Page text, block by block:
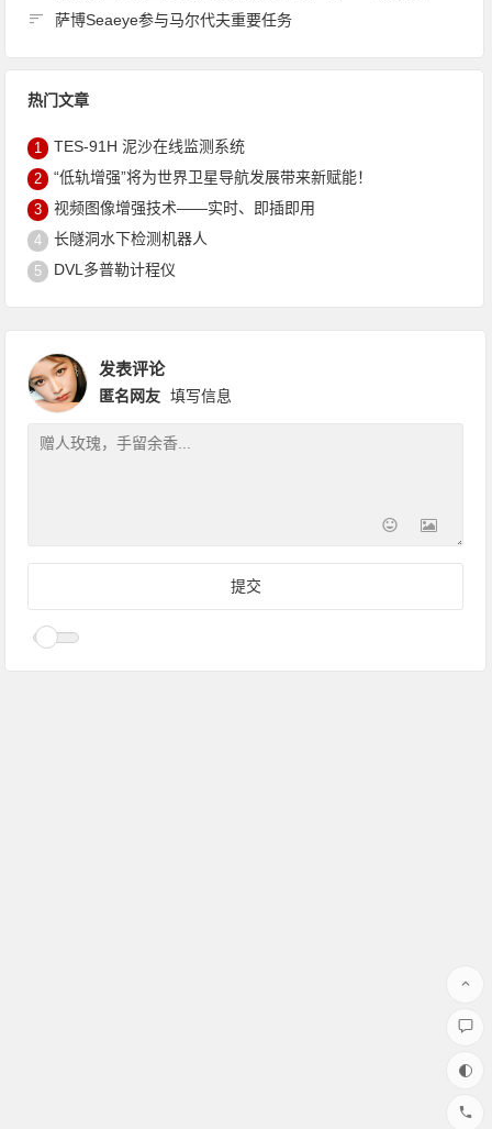
萨博Seaeye参与马尔代夫重要任务
热门文章
1 TES-91H 泥沙在线监测系统
2 “低轨增强”将为世界卫星导航发展带来新赋能！
3 视频图像增强技术——实时、即插即用
4 长隧洞水下检测机器人
5 DVL多普勒计程仪
发表评论
匿名网友 填写信息